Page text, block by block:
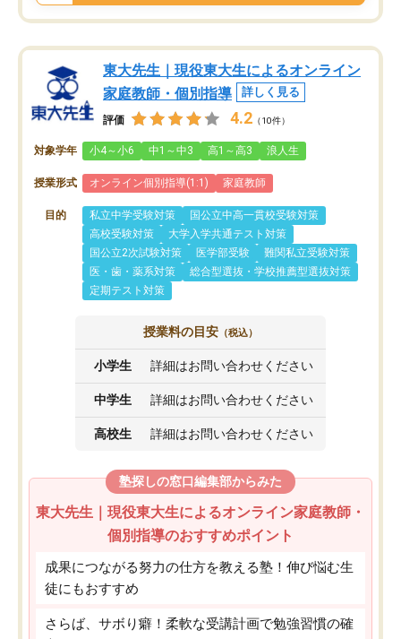
東大先生｜現役東大生によるオンライン
家庭教師・個別指導
詳しく見る
評価 4.2 （10件）
対象学年 小4～小6 中1～中3 高1～高3 浪人生
授業形式 オンライン個別指導(1:1) 家庭教師
目的 私立中学受験対策
国公立中高一貫校受験対策
高校受験対策
大学入学共通テスト対策
国公立2次試験対策
医学部受験
難関私立受験対策
医・歯・薬系対策
総合型選抜・学校推薦型選抜対策
定期テスト対策
授業料の目安 （税込）
小学生 詳細はお問い合わせください
中学生 詳細はお問い合わせください
高校生 詳細はお問い合わせください
塾探しの窓口編集部からみた
東大先生｜現役東大生によるオンライン家庭教師・
個別指導のおすすめポイント
成果につながる努力の仕方を教える塾！伸び悩む生
徒にもおすすめ
さらば、サボり癖！柔軟な受講計画で勉強習慣の確